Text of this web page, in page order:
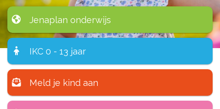
Jenaplan onderwijs
IKC 0 - 13 jaar
Meld je kind aan